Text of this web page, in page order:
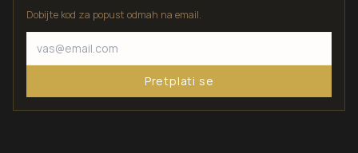
Dobijte kod za popust odmah na email.
Pretplati se